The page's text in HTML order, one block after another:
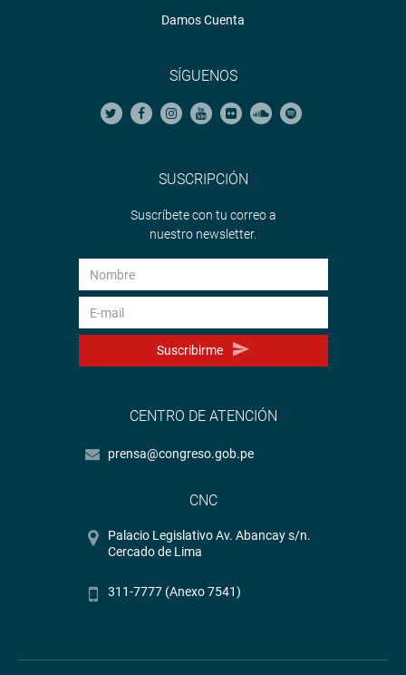
Damos Cuenta
SÍGUENOS
SUSCRIPCIÓN
Suscríbete con tu correo a
nuestro newsletter.
Suscribirme
CENTRO DE ATENCIÓN
prensa@congreso.gob.pe
CNC
Palacio Legislativo Av. Abancay s/n.
Cercado de Lima
311-7777 (Anexo 7541)